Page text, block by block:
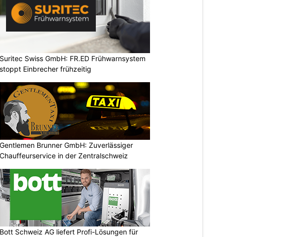
Suritec Swiss GmbH: FR.ED Frühwarnsystem
stoppt Einbrecher frühzeitig
Gentlemen Brunner GmbH: Zuverlässiger
Chauffeurservice in der Zentralschweiz
Bott Schweiz AG liefert Profi-Lösungen für